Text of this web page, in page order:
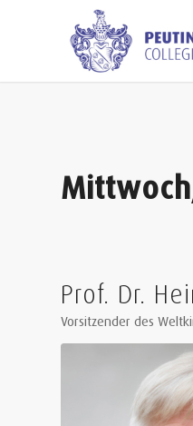
Prof. Dr.
Vorsitzender des